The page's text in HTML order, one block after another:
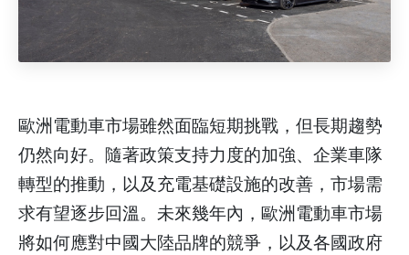
歐洲電動車市場雖然面臨短期挑戰，但長期趨勢
仍然向好。隨著政策支持力度的加強、企業車隊
轉型的推動，以及充電基礎設施的改善，市場需
求有望逐步回溫。未來幾年內，歐洲電動車市場
將如何應對中國大陸品牌的競爭，以及各國政府